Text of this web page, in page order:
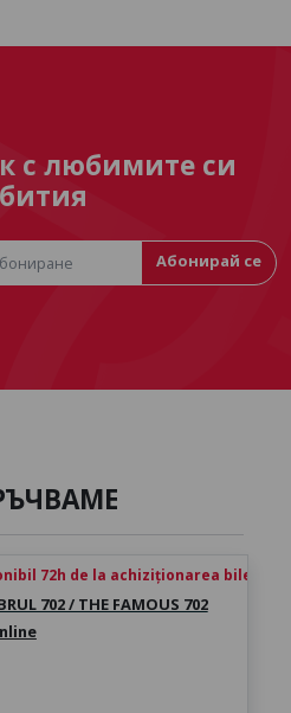
с любимите си
Абонирай се
72h de la achiziționarea biletului
702 / THE FAMOUS 702